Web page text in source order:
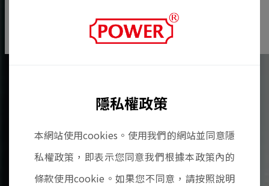
隱私權政策
本網站使用cookies。使用我們的網站並同意隱
私權政策，即表示您同意我們根據本政策內的
條款使用cookie。如果您不同意，請按照說明